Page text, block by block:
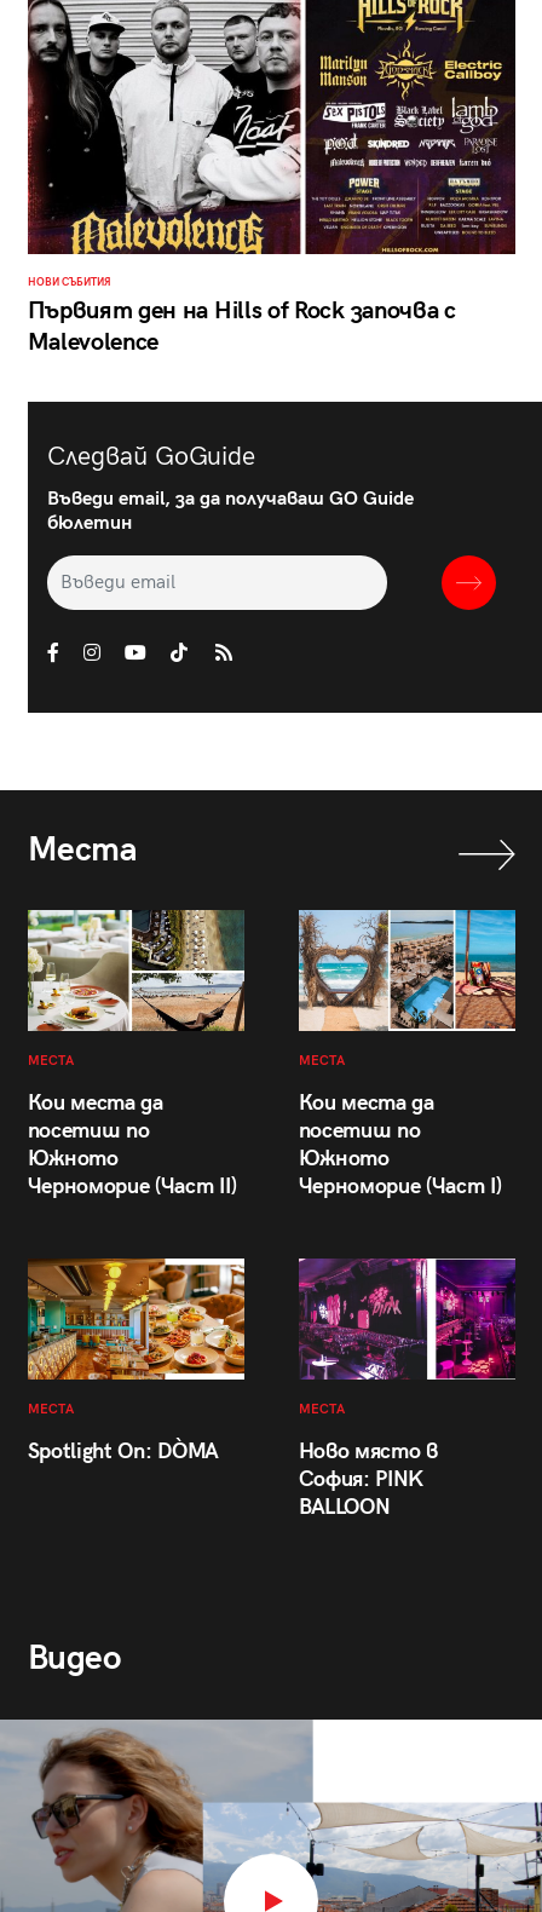
НОВИ СЪБИТИЯ
Първият ден на Hills of Rock започва с
Malevolence
Следвай GoGuide
Въведи email, за да получаваш GO Guide
бюлетин
Места
МЕСТА
Кои места да
посетиш по
Южното
Черноморие (Част II)
МЕСТА
Кои места да
посетиш по
Южното
Черноморие (Част I)
МЕСТА
Spotlight On: DÒMA
МЕСТА
Ново място в
София: PINK
BALLOON
Видео